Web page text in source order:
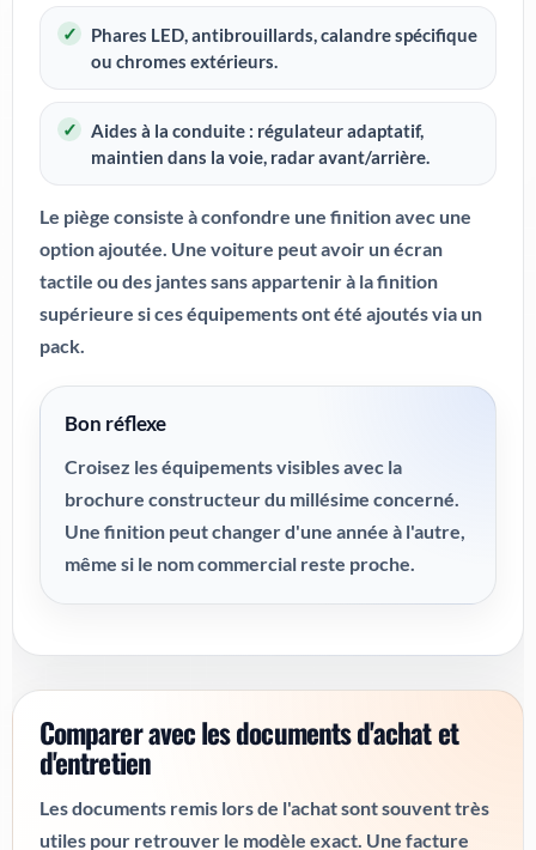
Phares LED, antibrouillards, calandre spécifique
ou chromes extérieurs.
Aides à la conduite : régulateur adaptatif,
maintien dans la voie, radar avant/arrière.
Le piège consiste à confondre une finition avec une
option ajoutée. Une voiture peut avoir un écran
tactile ou des jantes sans appartenir à la finition
supérieure si ces équipements ont été ajoutés via un
pack.
Bon réflexe
Croisez les équipements visibles avec la
brochure constructeur du millésime concerné.
Une finition peut changer d'une année à l'autre,
même si le nom commercial reste proche.
Comparer avec les documents d'achat et
d'entretien
Les documents remis lors de l'achat sont souvent très
utiles pour retrouver le modèle exact. Une facture